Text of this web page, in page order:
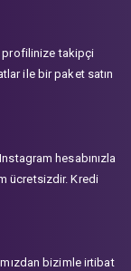
profilinize takipçi
ile bir paket satın
hesabınızla
ücretsizdir. Kredi
bizimle irtibat